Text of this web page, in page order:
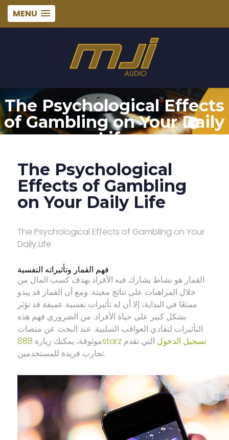
MENU
The Psychological Effects
of Gambling on Your Daily
Life
The Psychological
Effects of Gambling
on Your Daily Life
The Psychological Effects of Gambling on Your
Daily Life
فهم القمار وتأثيراته النفسية
القمار هو نشاط يشارك فيه الأفراد بهدف كسب المال من
خلال المراهنات على نتائج معينة. ومع أن القمار قد يبدو
ممتعًا في البداية، إلا أن له تأثيرات نفسية عميقة قد تؤثر
بشكل كبير على حياة الأفراد. من الضروري فهم هذه
التأثيرات لتفادي العواقب السلبية. عند البحث عن منصات
موثوقة، يمكنك زيارة
888starz تسجيل الدخول التي تقدم
تجارب فريدة للمستخدمين.